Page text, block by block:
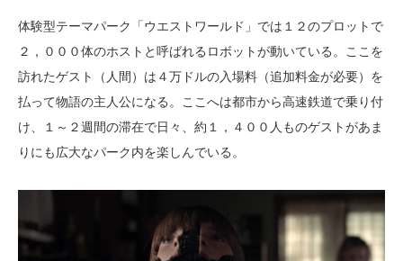
体験型テーマパーク「ウエストワールド」では１２のプロットで
２，０００体のホストと呼ばれるロボットが動いている。ここを
訪れたゲスト（人間）は４万ドルの入場料（追加料金が必要）を
払って物語の主人公になる。ここへは都市から高速鉄道で乗り付
け、１～２週間の滞在で日々、約１，４００人ものゲストがあま
りにも広大なパーク内を楽しんでいる。